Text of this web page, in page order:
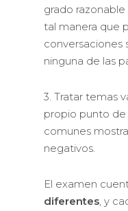
grado
tal manera que
conversaciones
ninguna de las
3. Tratar temas
propio punto
comunes
negativos.
El examen
diferentes, y